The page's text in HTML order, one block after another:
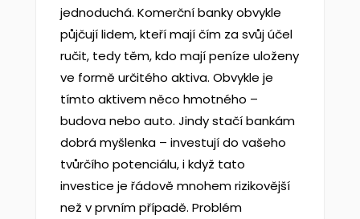
jednoduchá. Komerční banky obvykle
půjčují lidem, kteří mají čím za svůj účel
ručit, tedy těm, kdo mají peníze uloženy
ve formě určitého aktiva. Obvykle je
tímto aktivem něco hmotného –
budova nebo auto. Jindy stačí bankám
dobrá myšlenka – investují do vašeho
tvůrčího potenciálu, i když tato
investice je řádově mnohem rizikovější
než v prvním případě. Problém